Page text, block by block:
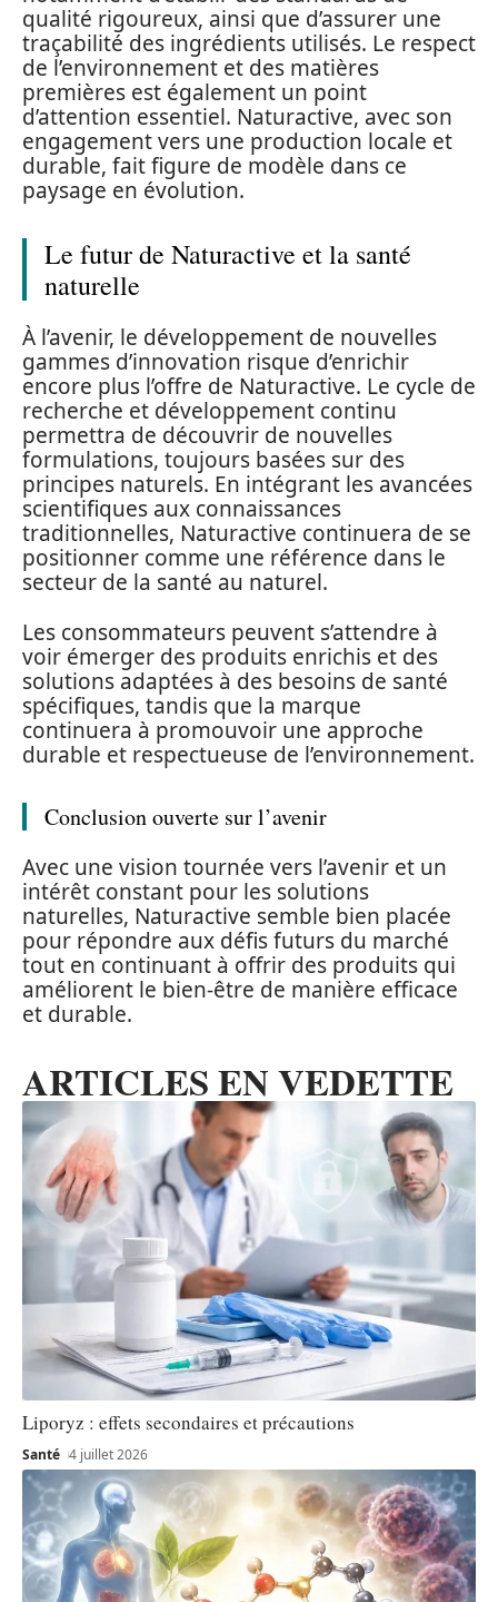
qualité rigoureux, ainsi que d’assurer une
traçabilité des ingrédients utilisés. Le respect
de l’environnement et des matières
premières est également un point
d’attention essentiel. Naturactive, avec son
engagement vers une production locale et
durable, fait figure de modèle dans ce
paysage en évolution.
Le futur de Naturactive et la santé
naturelle
À l’avenir, le développement de nouvelles
gammes d’innovation risque d’enrichir
encore plus l’offre de Naturactive. Le cycle de
recherche et développement continu
permettra de découvrir de nouvelles
formulations, toujours basées sur des
principes naturels. En intégrant les avancées
scientifiques aux connaissances
traditionnelles, Naturactive continuera de se
positionner comme une référence dans le
secteur de la santé au naturel.
Les consommateurs peuvent s’attendre à
voir émerger des produits enrichis et des
solutions adaptées à des besoins de santé
spécifiques, tandis que la marque
continuera à promouvoir une approche
durable et respectueuse de l’environnement.
Conclusion ouverte sur l’avenir
Avec une vision tournée vers l’avenir et un
intérêt constant pour les solutions
naturelles, Naturactive semble bien placée
pour répondre aux défis futurs du marché
tout en continuant à offrir des produits qui
améliorent le bien-être de manière efficace
et durable.
ARTICLES EN VEDETTE
Liporyz : effets secondaires et précautions
Santé 4 juillet 2026